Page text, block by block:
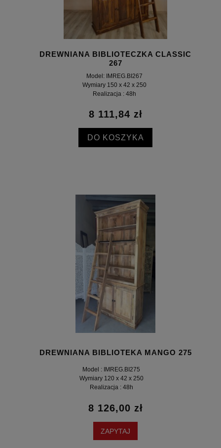
DREWNIANA BIBLIOTECZKA CLASSIC
267
Model: IMREG.BI267
Wymiary 150 x 42 x 250
Realizacja : 48h
8 111,84 zł
DO KOSZYKA
DREWNIANA BIBLIOTEKA MANGO 275
Model : IMREG.BI275
Wymiary 120 x 42 x 250
Realizacja : 48h
8 126,00 zł
ZAPYTAJ